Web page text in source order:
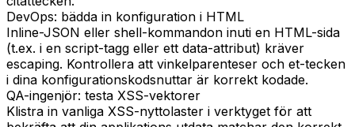
DevOps: bädda in konfiguration i HTML
Inline-JSON eller shell-kommandon inuti en HTML-sida
(t.ex. i en script-tagg eller ett data-attribut) kräver
escaping. Kontrollera att vinkelparenteser och et-tecken
i dina konfigurationskodsnuttar är korrekt kodade.
QA-ingenjör: testa XSS-vektorer
Klistra in vanliga XSS-nyttolaster i verktyget för att